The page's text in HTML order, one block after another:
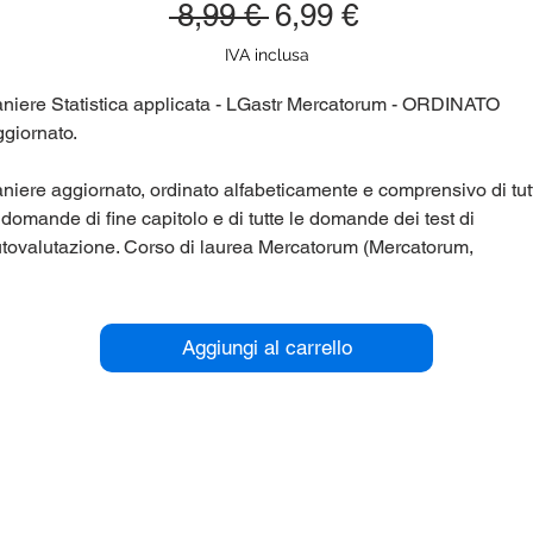
8,99 € Prezzo
regolare
6,99 €Prezzo
IVA inclusa
Statistica applicata - LGastr Mercatorum - ORDINATO
aggiornato, ordinato alfabeticamente e comprensivo di
di fine capitolo e di tutte le domande dei test di
Corso di laurea Mercatorum (Mercatorum,
maggiori informazioni contattaci qui sul sito (chat in basso a
oppure su Telegram nel gruppo @panieri_unipegaso.
Aggiungi al carrello